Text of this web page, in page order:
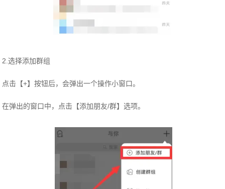
2.选择添加群组
点击【+】按钮后，会弹出一个操作小窗口。
在弹出的窗口中，点击【添加朋友/群】选项。